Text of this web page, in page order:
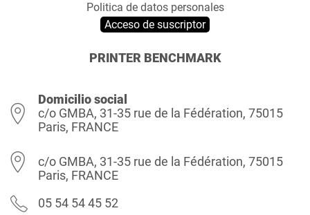
Politica de datos personales
Acceso de suscriptor
PRINTER BENCHMARK
Domicilio social
c/o GMBA, 31-35 rue de la Fédération, 75015
Paris, FRANCE
c/o GMBA, 31-35 rue de la Fédération, 75015
Paris, FRANCE
05 54 54 45 52